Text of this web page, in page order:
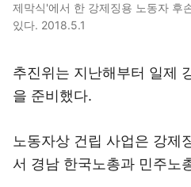
제막식'에서 한 강제징용 노동자 후
있다. 2018.5.1
추진위는 지난해부터 일제
을 준비했다.
노동자상 건립 사업은 강제
서 경남 한국노총과 민주노